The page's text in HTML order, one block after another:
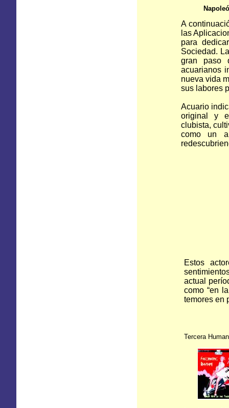
A
las
para
Sociedad.
gran paso
acuarianos
nueva vida
sus labores
Acuario
original y
clubista,
como un
Estos
actual
como “en
temores en
Tercera